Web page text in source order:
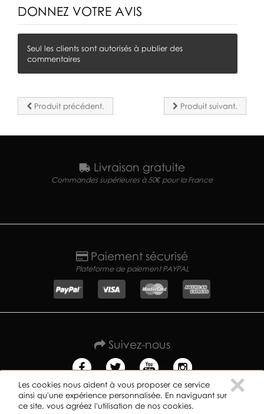
DONNEZ VOTRE AVIS
Seul les clients sont autorisés à publier des
commentaires
Produit précédent. Produit suivant.
Livraison gratuite
Commandes supérieures à 50€ pour la France
Paiement sécurisé
Plateforme de paiement PAYPAL
Suivez-nous
Copyright ©2019GREAT DANE RECORDS -
×
Les cookies nous aident à vous proposer ce service
ainsi qu'une expérience personnalisée. En naviguant sur
ce site, vous agréez l'utilisation de nos cookies.